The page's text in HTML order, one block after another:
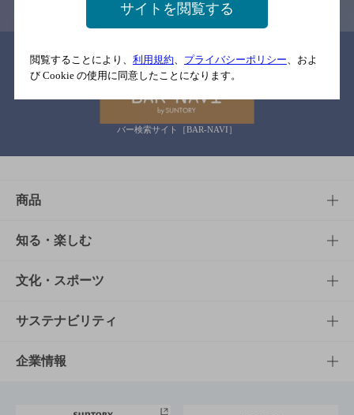
関連リンク
バー検索サイト［BAR-NAVI］
商品
商品TOP
商品一覧
商品発売情報
栄養成分一覧
知る・楽しむ
知る・楽しむTOP
キャンペーン
工場見学
文化・スポーツ
文化・スポーツTOP
サントリーホール
サステナビリティ
サステナビリティTOP
企業情報
サイトを閲覧する
閲覧することにより、 利用規約、 プライバシーポリシー、およ
び Cookie の使用に同意したことになります。